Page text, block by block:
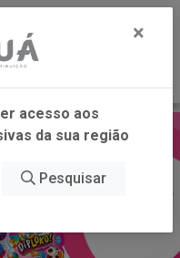
×
acesso aos
da sua região
Pesquisar